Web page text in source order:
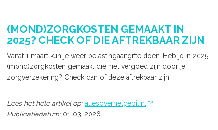
(MOND)ZORGKOSTEN GEMAAKT IN
2025? CHECK OF DIE AFTREKBAAR ZIJN
Vanaf 1 maart kun je weer belastingaangifte doen. Heb je in 2025
(mond)zorgkosten gemaakt die niet vergoed zijn door je
zorgverzekering? Check dan of deze aftrekbaar zijn.
Lees het hele artikel op: allesoverhetgebit.nl
Publicatiedatum: 01-03-2026